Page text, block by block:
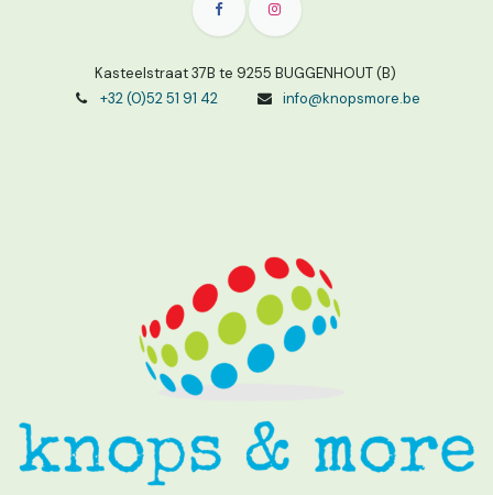
Kasteelstraat 37B te 9255 BUGGENHOUT (B)
+32 (0)52 51 91 42
info@knopsmore.be